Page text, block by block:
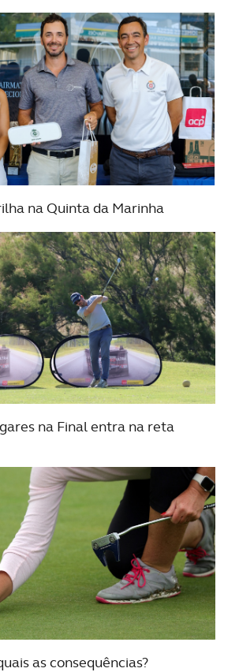
no Website e nos serviços
de cookies do site.
na Quinta da Marinha
na Final entra na reta
as consequências?